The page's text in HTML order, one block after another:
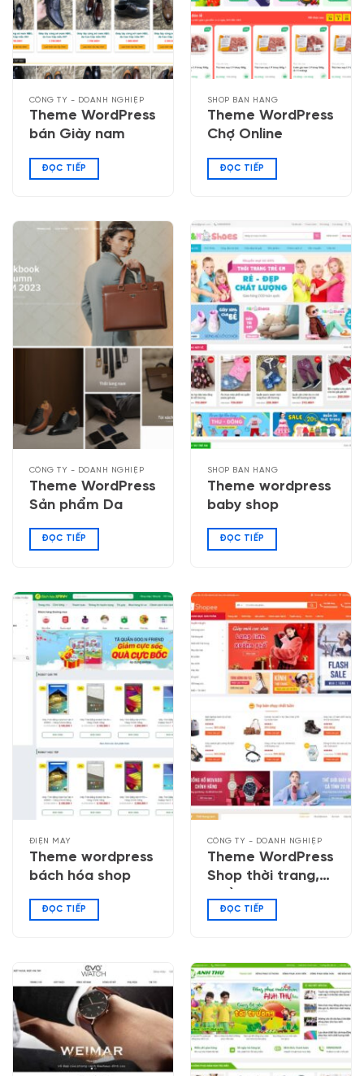
CÔNG TY - DOANH NGHIỆP
Theme WordPress
bán Giày nam
ĐỌC TIẾP
SHOP BÁN HÀNG
Theme WordPress
Chợ Online
ĐỌC TIẾP
CÔNG TY - DOANH NGHIỆP
Theme WordPress
Sản phẩm Da
ĐỌC TIẾP
SHOP BÁN HÀNG
Theme wordpress
baby shop
ĐỌC TIẾP
ĐIỆN MÁY
Theme wordpress
bách hóa shop
ĐỌC TIẾP
CÔNG TY - DOANH NGHIỆP
Theme WordPress
Shop thời trang,
quần áo
ĐỌC TIẾP